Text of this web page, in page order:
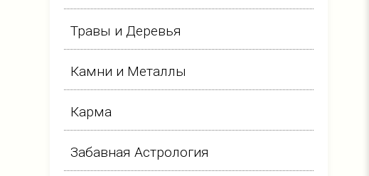
Травы и Деревья
Камни и Металлы
Карма
Забавная Астрология